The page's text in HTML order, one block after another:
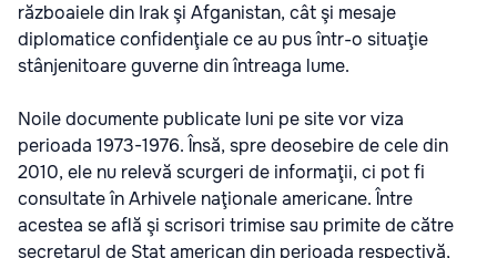
războaiele din Irak şi Afganistan, cât şi mesaje
diplomatice confidenţiale ce au pus într-o situaţie
stânjenitoare guverne din întreaga lume.
Noile documente publicate luni pe site vor viza
perioada 1973-1976. Însă, spre deosebire de cele din
2010, ele nu relevă scurgeri de informaţii, ci pot fi
consultate în Arhivele naţionale americane. Între
acestea se află şi scrisori trimise sau primite de către
secretarul de Stat american din perioada respectivă,